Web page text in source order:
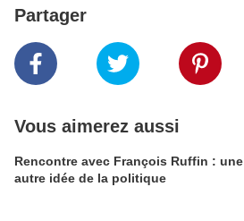
Partager
Vous aimerez aussi
Rencontre avec François Ruffin : une
autre idée de la politique